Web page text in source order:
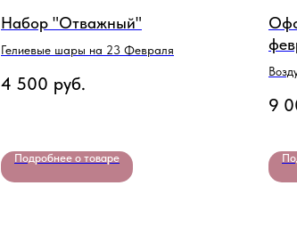
Набор "Отважный"
Гелиевые шары на 23 Февраля
4 500 руб.
Подробнее о товаре
9